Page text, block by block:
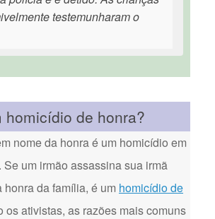
testemunharam o
homicídio de honra?
nome da honra é um homicídio em
Se um irmão assassina sua irmã
honra da família, é um homicídio de
os ativistas, as razões mais comuns